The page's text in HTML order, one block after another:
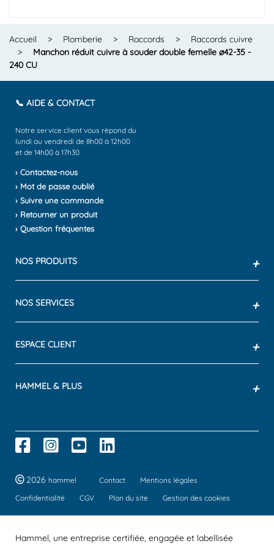
Accueil > Plomberie > Raccords >
Raccords cuivre
>
Manchon réduit cuivre à souder double femelle ø42-35 -
240 CU
📞 AIDE & CONTACT
Notre service client vous répond du
lundi au vendredi de 8h00 à 12h00
et de 14h00 à 17h30
› Contactez-nous
› Mot de passe oublié
› Suivre une commande
› Retourner un produit
› Question fréquentes
NOS PRODUITS +
NOS SERVICES +
ESPACE CLIENT +
HAMMEL & PLUS +
2026 hammel Contact
Mentions légales
Confidentialité
CGV Plan du site Gestion des cookies
Hammel, une entreprise certifiée, engagée et labellisée